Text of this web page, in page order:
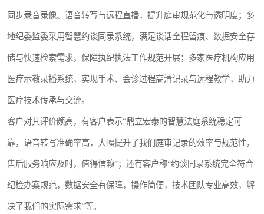
同步录音录像、语音转写与远程直播，提升庭审规范化与透明度；多
地纪委监委采用智慧约谈同录系统，满足谈话全程留痕、数据安全存
储与快速检索需求，保障执纪执法工作规范开展；多家医疗机构应用
医疗示教录播系统，实现手术、会诊过程高清记录与远程教学，助力
医疗技术传承与交流。
客户对其评价颇高，有客户表示“鼎立宏泰的智慧法庭系统稳定可
靠，语音转写准确率高，大幅提升了我们庭审记录的效率与规范性，
售后服务响应及时，值得信赖”；还有客户称“约谈同录系统完全符合
纪检办案规范，数据安全有保障，操作简便，技术团队专业高效，解
决了我们的实际需求”等。